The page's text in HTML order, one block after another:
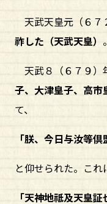
天武天皇元（６７
祚した（天武天皇） 。
天武８（６７９）
子、大津皇子、高
て、
「朕、今日与汝等
と仰せられた。こ
「天神地祗及天皇